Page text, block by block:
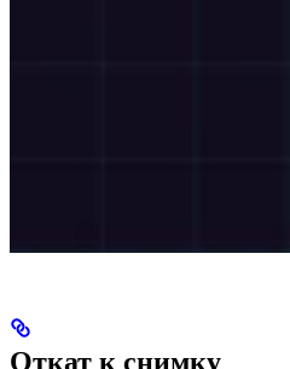
Откат к снимку